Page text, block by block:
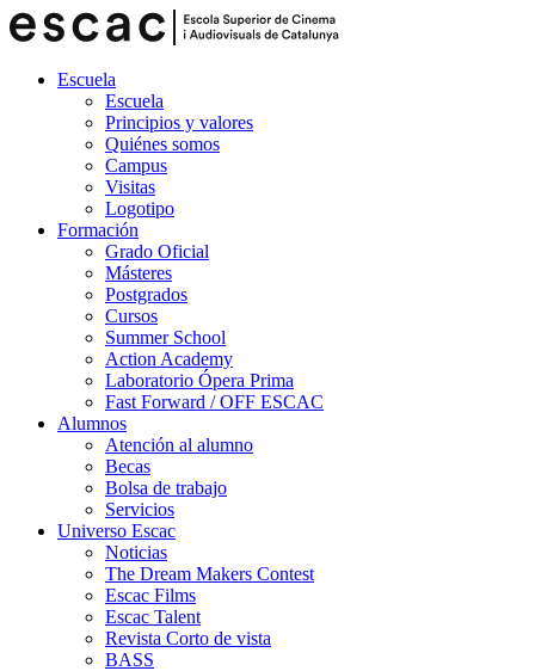
Escuela
Escuela
Principios y valores
Quiénes somos
Campus
Visitas
Logotipo
Formación
Grado Oficial
Másteres
Postgrados
Cursos
Summer School
Action Academy
Laboratorio Ópera Prima
Fast Forward / OFF ESCAC
Alumnos
Atención al alumno
Becas
Bolsa de trabajo
Servicios
Universo Escac
Noticias
The Dream Makers Contest
Escac Films
Escac Talent
Revista Corto de vista
BASS